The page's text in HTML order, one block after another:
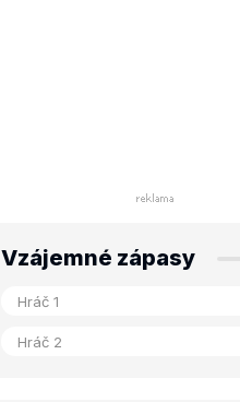
Vzájemné zápasy